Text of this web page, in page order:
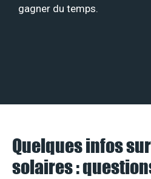
gagner du temps.
Quelques infos
solaires :